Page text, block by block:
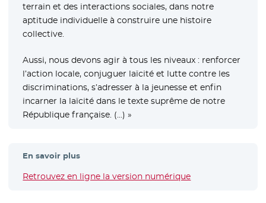
terrain et des interactions sociales, dans notre
aptitude individuelle à construire une histoire
collective.
Aussi, nous devons agir à tous les niveaux : renforcer
l’action locale, conjuguer laïcité et lutte contre les
discriminations, s’adresser à la jeunesse et enfin
incarner la laïcité dans le texte suprême de notre
République française. (…) »
En savoir plus
Retrouvez en ligne la version numérique